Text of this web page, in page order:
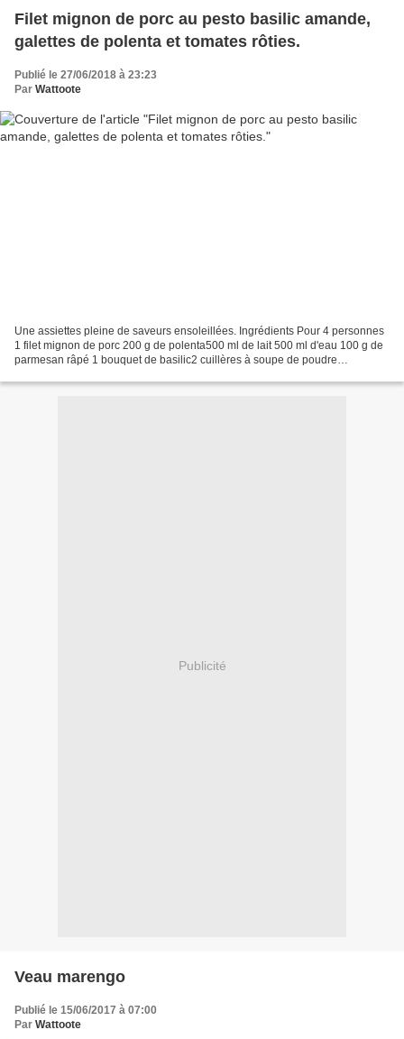
Filet mignon de porc au pesto basilic amande,
galettes de polenta et tomates rôties.
Publié le 27/06/2018 à 23:23
Par Wattoote
Une assiettes pleine de saveurs ensoleillées. Ingrédients Pour 4 personnes
1 filet mignon de porc 200 g de polenta500 ml de lait 500 ml d'eau 100 g de
parmesan râpé 1 bouquet de basilic2 cuillères à soupe de poudre
Publicité
Veau marengo
Publié le 15/06/2017 à 07:00
Par Wattoote